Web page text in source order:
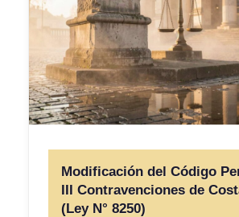
Modificación del Código
III Contravenciones de
(Ley N° 8250)